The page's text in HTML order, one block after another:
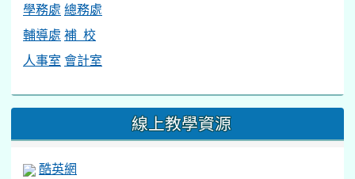
學務處 總務處
輔導處 補 校
人事室 會計室
線上教學資源
酷英網